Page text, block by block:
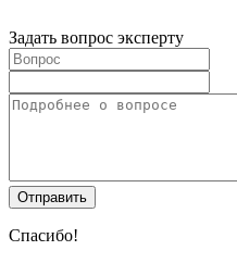
Задать вопрос эксперту
Спасибо!